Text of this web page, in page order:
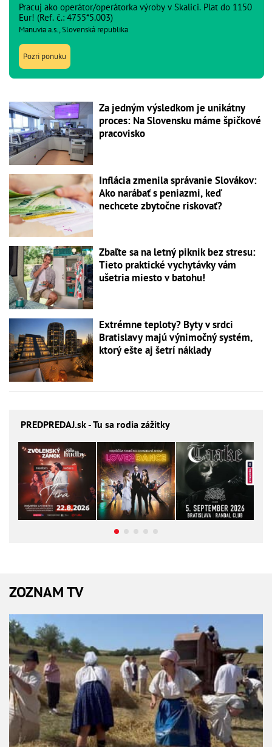
Pracuj ako operátor/operátorka výroby v Skalici. Plat do 1150
Eur! (Ref. č.: 4755*5.003)
Manuvia a.s., Slovenská republika
Pozri ponuku
Za jedným výsledkom je unikátny
proces: Na Slovensku máme špičkové
pracovisko
Inflácia zmenila správanie Slovákov:
Ako narábať s peniazmi, keď
nechcete zbytočne riskovať?
Zbaľte sa na letný piknik bez stresu:
Tieto praktické vychytávky vám
ušetria miesto v batohu!
Extrémne teploty? Byty v srdci
Bratislavy majú výnimočný systém,
ktorý ešte aj šetrí náklady
PREDPREDAJ.sk - Tu sa rodia zážitky
ZOZNAM TV